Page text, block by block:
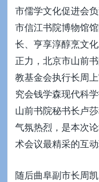
市儒学文化促进会
市信江书院博物馆
长、亨享淳醇烹文
正力，北京市山前
教基金会执行长周
究会钱学森现代科
山前书院秘书长卢
气氛热烈，是本次
术会议最精采的互动
随后曲阜副市长周